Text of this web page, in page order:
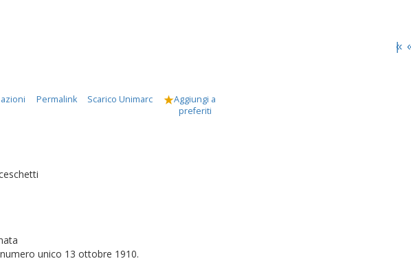
|«
Permalink Scarico Unimarc
Aggiungi a
preferiti
unico 13 ottobre 1910.